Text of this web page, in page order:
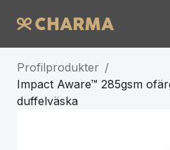
Profilprodukter /
Impact Aware™ 285gsm
duffelväska